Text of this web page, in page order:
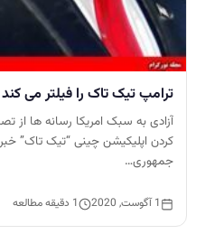
ترامپ تیک تاک را فیلتر می کند
آزادی به سبک امریکا رسانه ها از
کردن اپلیکیشن چینی “تیک تاک”
جمهوری…
1 آگوست, 2020 1 دقیقه مطالعه